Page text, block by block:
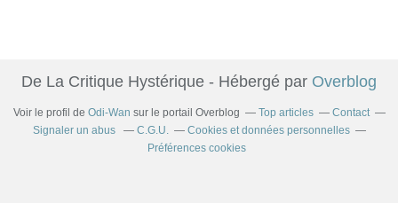
De La Critique Hystérique - Hébergé par Overblog
Voir le profil de Odi-Wan sur le portail Overblog Top articles
Contact
Signaler un abus
C.G.U.
Cookies et données personnelles
Préférences cookies